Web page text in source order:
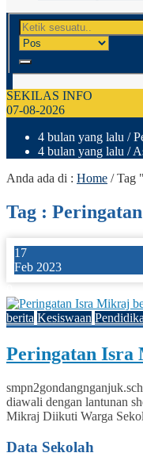
SEKILAS INFO
07-08-2026
4 bulan yang lalu /
4 bulan yang lalu /
Anda ada di : Home /Tag
Tag :
17
Feb 2023
berita Kesiswaan
Peringatan Isra
diawali dengan lantunan
Mikraj Diikuti Warga
Data Sekolah